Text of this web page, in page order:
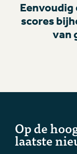
scores
van
Op de
laatste